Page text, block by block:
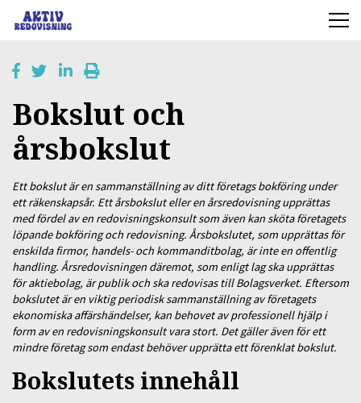
Bokslut och
årsbokslut
Ett bokslut är en sammanställning av ditt företags bokföring under
ett räkenskapsår. Ett årsbokslut eller en årsredovisning upprättas
med fördel av en redovisningskonsult som även kan sköta företagets
löpande bokföring och redovisning. Årsbokslutet, som upprättas för
enskilda firmor, handels- och kommanditbolag, är inte en offentlig
handling. Årsredovisningen däremot, som enligt lag ska upprättas
för aktiebolag, är publik och ska redovisas till Bolagsverket. Eftersom
bokslutet är en viktig periodisk sammanställning av företagets
ekonomiska affärshändelser, kan behovet av professionell hjälp i
form av en redovisningskonsult vara stort. Det gäller även för ett
mindre företag som endast behöver upprätta ett förenklat bokslut.
Bokslutets innehåll